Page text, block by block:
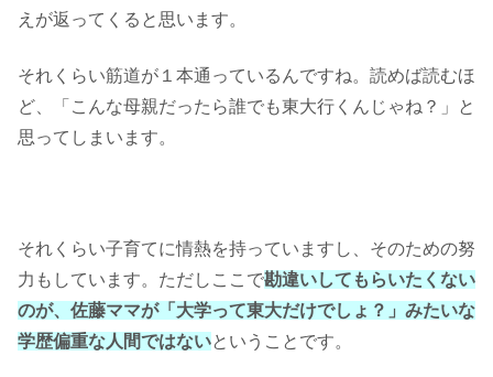
えが返ってくると思います。
それくらい筋道が１本通っているんですね。読めば読むほ
ど、「こんな母親だったら誰でも東大行くんじゃね？」と
思ってしまいます。
それくらい子育てに情熱を持っていますし、そのための努
力もしています。ただしここで勘違いしてもらいたくない
のが、佐藤ママが「大学って東大だけでしょ？」みたいな
学歴偏重な人間ではないということです。